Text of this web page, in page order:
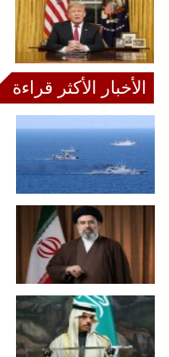
الأخبار الأكثر قراءة